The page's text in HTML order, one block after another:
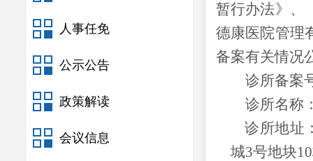
人事任免
公示公告
政策解读
会议信息
暂行办法》、
德康医院管理
备案有关情况
诊所备案
诊所名称
诊所地址
城3号地块